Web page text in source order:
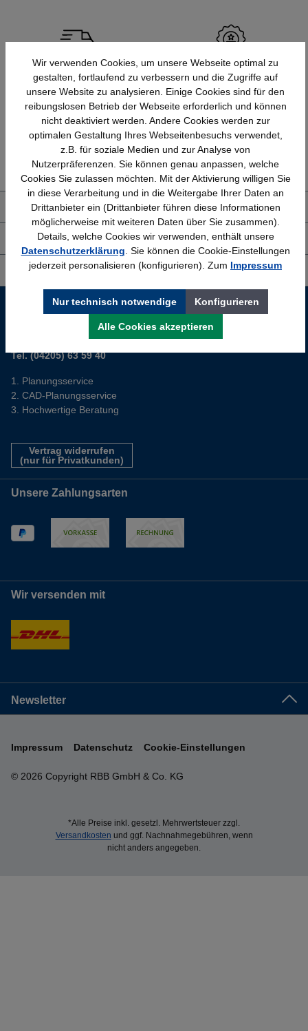
Schnelle Lieferung
Bundesweit
Topmarken
Faire Preise
Erfahrung
Bewährt seit 1958
Kostenlose Beratung
(04205) 635940
Über uns
Shop Service
Informationen
Service-Hotline
Sie planen ein neues Büro? Wir helfen Ihnen kostenlos dabei.
Tel. (04205) 63 59 40
Planungsservice
CAD-Planungsservice
Hochwertige Beratung
Vertrag widerrufen
(nur für Privatkunden)
Unsere Zahlungsarten
Wir versenden mit
Newsletter
© 2026 Copyright RBB GmbH & Co. KG
Impressum Datenschutz Cookie-Einstellungen
*Alle Preise inkl. gesetzl. Mehrwertsteuer zzgl.
Versandkosten und ggf. Nachnahmegebühren, wenn
nicht anders angegeben.
Wir verwenden Cookies, um unsere Webseite optimal zu
gestalten, fortlaufend zu verbessern und die Zugriffe auf
unsere Website zu analysieren. Einige Cookies sind für den
reibungslosen Betrieb der Webseite erforderlich und können
nicht deaktiviert werden. Andere Cookies werden zur
optimalen Gestaltung Ihres Webseitenbesuchs verwendet,
z.B. für soziale Medien und zur Analyse von
Nutzerpräferenzen. Sie können genau anpassen, welche
Cookies Sie zulassen möchten. Mit der Aktivierung willigen Sie
in diese Verarbeitung und in die Weitergabe Ihrer Daten an
Drittanbieter ein (Drittanbieter führen diese Informationen
möglicherweise mit weiteren Daten über Sie zusammen).
Details, welche Cookies wir verwenden, enthält unsere
Datenschutzerklärung . Sie können die Cookie-Einstellungen
jederzeit personalisieren (konfigurieren). Zum Impressum
Nur technisch notwendige Konfigurieren
Alle Cookies akzeptieren